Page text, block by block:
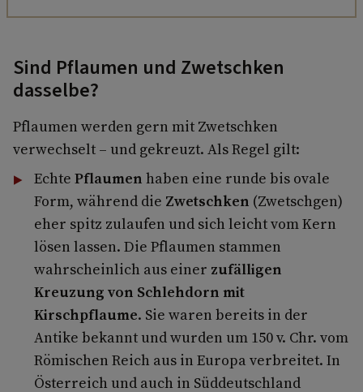
Sind Pflaumen und Zwetschken
dasselbe?
Pflaumen werden gern mit Zwetschken
verwechselt – und gekreuzt. Als Regel gilt:
Echte Pflaumen haben eine runde bis ovale
Form, während die Zwetschken (Zwetschgen)
eher spitz zulaufen und sich leicht vom Kern
lösen lassen. Die Pflaumen stammen
wahrscheinlich aus einer zufälligen
Kreuzung von Schlehdorn mit
Kirschpflaume. Sie waren bereits in der
Antike bekannt und wurden um 150 v. Chr. vom
Römischen Reich aus in Europa verbreitet. In
Österreich und auch in Süddeutschland